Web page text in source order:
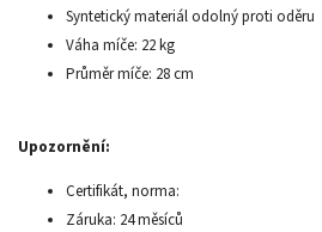
Syntetický materiál odolný proti oděru
Váha míče: 22 kg
Průměr míče: 28 cm
Upozornění:
Certifikát, norma:
Záruka: 24 měsíců